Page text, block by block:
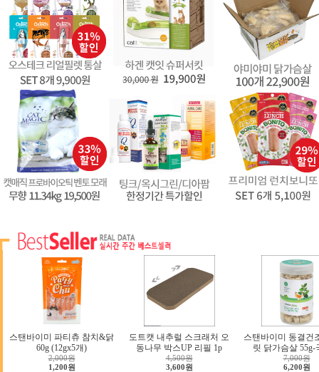
스탠바이미 파티츄 참치&닭
60g (12gx5개)
2,000원
1,200원
도트캣 내추럴 스크래처 오
동나무 박스UP 리필 1p
4,500원
3,600원
스탠바이미 동결건
릿 닭가슴살 55g-
7,000원
6,200원